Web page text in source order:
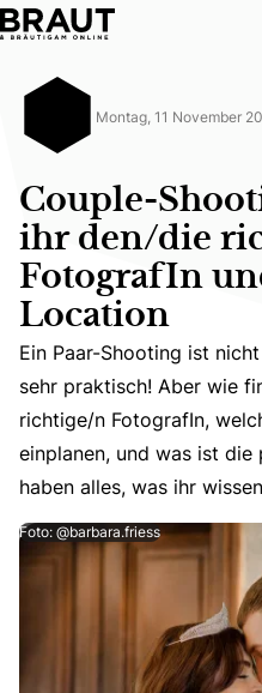
Couple-Shooting: So wählt
Montag, 11 November
Couple-
ihr den/die
FotografIn
Location
Ein Paar-Shooting ist
Ein Paar-Shooting ist
sehr praktisch! Aber wie
richtige/n FotografIn,
einplanen, und was ist
haben alles, was ihr
Foto: @barbara.friess